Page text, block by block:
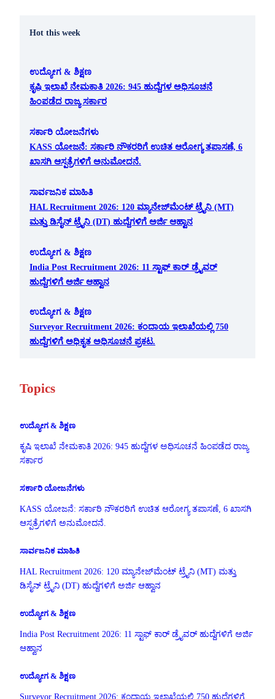
Hot this week
ಉದ್ಯೋಗ & ಶಿಕ್ಷಣ
ಕೃಷಿ ಇಲಾಖೆ ನೇಮಕಾತಿ 2026: 945 ಹುದ್ದೆಗಳ ಅಧಿಸೂಚನೆ
ಹಿಂಪಡೆದ ರಾಜ್ಯ ಸರ್ಕಾರ
ಸರ್ಕಾರಿ ಯೋಜನೆಗಳು
KASS ಯೋಜನೆ: ಸರ್ಕಾರಿ ನೌಕರರಿಗೆ ಉಚಿತ ಆರೋಗ್ಯ ತಪಾಸಣೆ, 6
ಖಾಸಗಿ ಆಸ್ಪತ್ರೆಗಳಿಗೆ ಅನುಮೋದನೆ.
ಸಾರ್ವಜನಿಕ ಮಾಹಿತಿ
HAL Recruitment 2026: 120 ಮ್ಯಾನೇಜ್‌ಮೆಂಟ್ ಟ್ರೈನಿ (MT)
ಮತ್ತು ಡಿಸೈನ್ ಟ್ರೈನಿ (DT) ಹುದ್ದೆಗಳಿಗೆ ಅರ್ಜಿ ಆಹ್ವಾನ
ಉದ್ಯೋಗ & ಶಿಕ್ಷಣ
India Post Recruitment 2026: 11 ಸ್ಟಾಫ್ ಕಾರ್ ಡ್ರೈವರ್
ಹುದ್ದೆಗಳಿಗೆ ಅರ್ಜಿ ಆಹ್ವಾನ
ಉದ್ಯೋಗ & ಶಿಕ್ಷಣ
Surveyor Recruitment 2026: ಕಂದಾಯ ಇಲಾಖೆಯಲ್ಲಿ 750
ಹುದ್ದೆಗಳಿಗೆ ಅಧಿಕೃತ ಅಧಿಸೂಚನೆ ಪ್ರಕಟ.
Topics
ಉದ್ಯೋಗ & ಶಿಕ್ಷಣ
ಕೃಷಿ ಇಲಾಖೆ ನೇಮಕಾತಿ 2026: 945 ಹುದ್ದೆಗಳ ಅಧಿಸೂಚನೆ ಹಿಂಪಡೆದ ರಾಜ್ಯ
ಸರ್ಕಾರ
ಸರ್ಕಾರಿ ಯೋಜನೆಗಳು
KASS ಯೋಜನೆ: ಸರ್ಕಾರಿ ನೌಕರರಿಗೆ ಉಚಿತ ಆರೋಗ್ಯ ತಪಾಸಣೆ, 6 ಖಾಸಗಿ
ಆಸ್ಪತ್ರೆಗಳಿಗೆ ಅನುಮೋದನೆ.
ಸಾರ್ವಜನಿಕ ಮಾಹಿತಿ
HAL Recruitment 2026: 120 ಮ್ಯಾನೇಜ್‌ಮೆಂಟ್ ಟ್ರೈನಿ (MT) ಮತ್ತು
ಡಿಸೈನ್ ಟ್ರೈನಿ (DT) ಹುದ್ದೆಗಳಿಗೆ ಅರ್ಜಿ ಆಹ್ವಾನ
ಉದ್ಯೋಗ & ಶಿಕ್ಷಣ
India Post Recruitment 2026: 11 ಸ್ಟಾಫ್ ಕಾರ್ ಡ್ರೈವರ್ ಹುದ್ದೆಗಳಿಗೆ ಅರ್ಜಿ
ಆಹ್ವಾನ
ಉದ್ಯೋಗ & ಶಿಕ್ಷಣ
Surveyor Recruitment 2026: ಕಂದಾಯ ಇಲಾಖೆಯಲ್ಲಿ 750 ಹುದ್ದೆಗಳಿಗೆ